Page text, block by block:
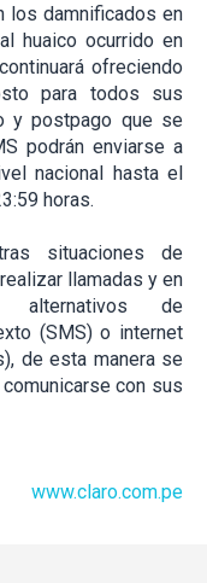
los damnificados en
huaico ocurrido en
ofreciendo
para todos sus
y postpago que se
podrán enviarse a
nacional hasta el
horas.
situaciones de
llamadas y en
alternativos de
(SMS) o internet
de esta manera se
con sus
www.claro.com.pe